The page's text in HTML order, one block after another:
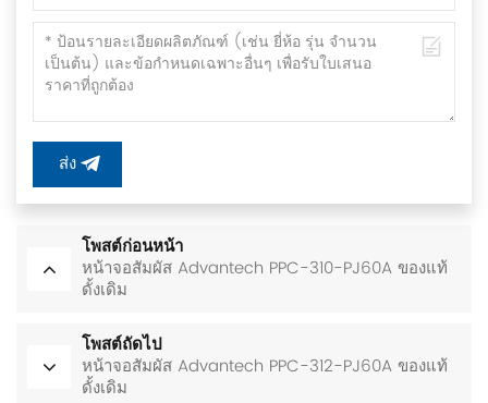
ส่ง
โพสต์ก่อนหน้า
หน้าจอสัมผัส Advantech PPC-310-PJ60A ของแท้
ดั้งเดิม
โพสต์ถัดไป
หน้าจอสัมผัส Advantech PPC-312-PJ60A ของแท้
ดั้งเดิม